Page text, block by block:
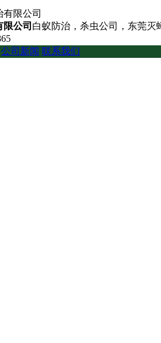
公司 白蚁防治，杀虫公司，东莞灭
公司新闻 联系我们